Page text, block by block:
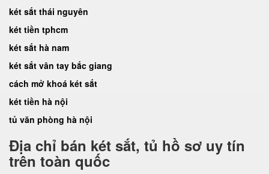
két sắt thái nguyên
két tiền tphcm
két sắt hà nam
két sắt vân tay bắc giang
cách mở khoá két sắt
két tiền hà nội
tủ văn phòng hà nội
Địa chỉ bán két sắt, tủ hồ sơ uy tín
trên toàn quốc